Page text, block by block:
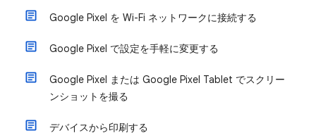
Google Pixel を Wi-Fi ネットワークに接続する
Google Pixel で設定を手軽に変更する
Google Pixel または Google Pixel Tablet でスクリー
ンショットを撮る
デバイスから印刷する